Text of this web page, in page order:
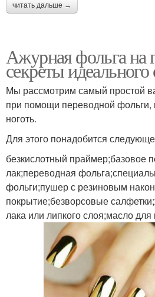
читать дальше →
Ажурная фольга на
секреты идеального
Мы рассмотрим самый простой
при помощи переводной фольги,
ноготь.
Для этого понадобится
безкислотный праймер;базовое
лак;переводная
фольги;пушер с резиновым
покрытие;безворсовые
лака или липкого слоя;масло